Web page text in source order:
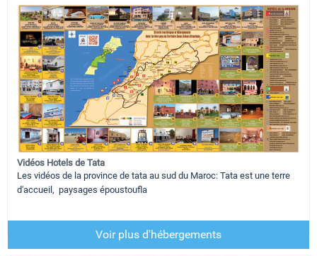
Vidéos Hotels de Tata
Les vidéos de la province de tata au sud du Maroc: Tata est une terre
d'accueil, paysages époustoufla
Voir plus d'hébergements